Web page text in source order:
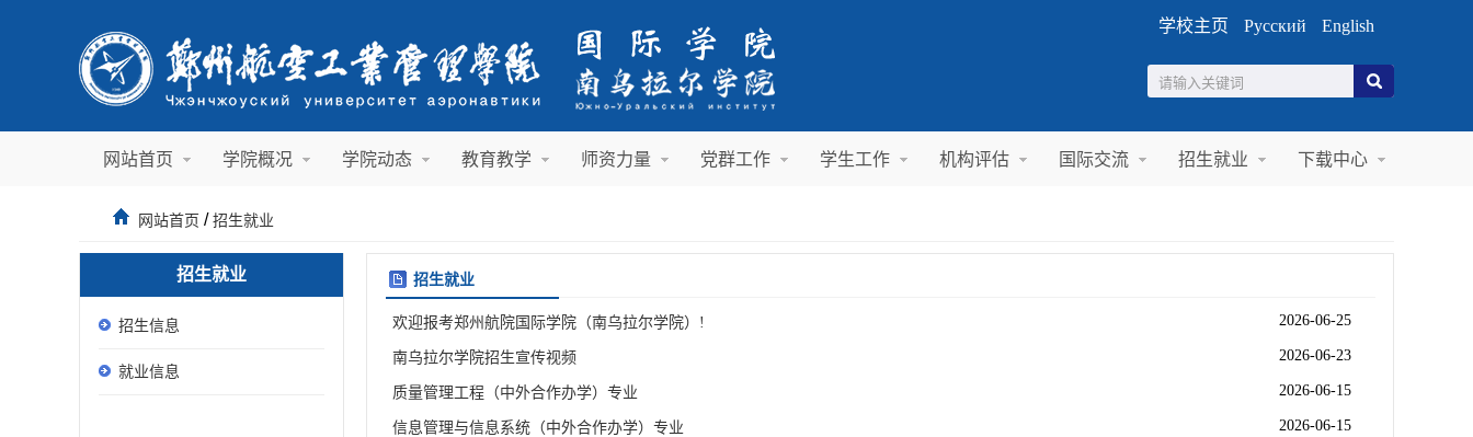
学校主页 Русский English
网站首页 学院概况 学院动态 教育教学 师资力量 党群工作 学生工作 机构评估 国际交流 招生就业 下载中心
网站首页 / 招生就业
招生就业
招生信息
就业信息
招生就业
欢迎报考郑州航院国际学院（南乌拉尔学院）! 2026-06-25
南乌拉尔学院招生宣传视频 2026-06-23
质量管理工程（中外合作办学）专业 2026-06-15
信息管理与信息系统（中外合作办学）专业 2026-06-15